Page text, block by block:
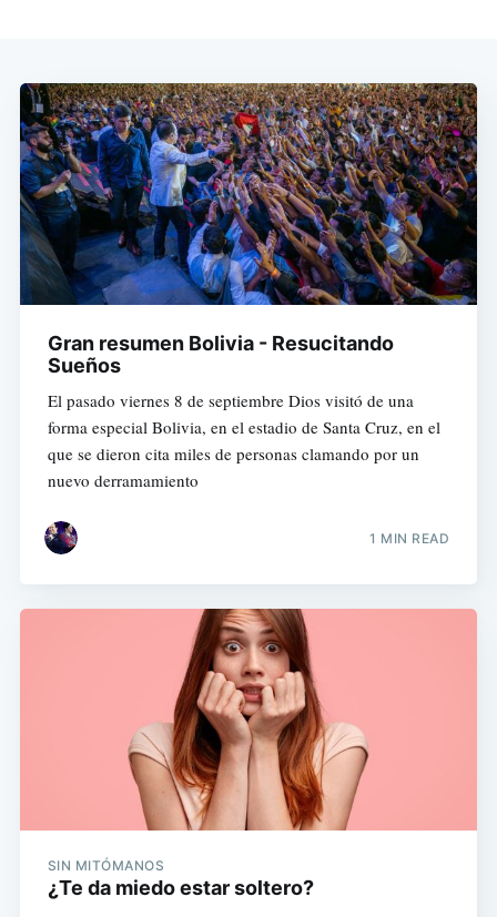
Gran resumen Bolivia - Resucitando
Sueños
El pasado viernes 8 de septiembre Dios visitó de una
forma especial Bolivia, en el estadio de Santa Cruz, en el
que se dieron cita miles de personas clamando por un
nuevo derramamiento
1 MIN READ
SIN MITÓMANOS
¿Te da miedo estar soltero?